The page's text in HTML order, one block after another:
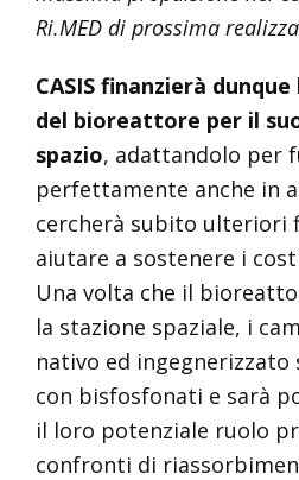
Ri.MED di prossima
CASIS finanzierà
del bioreattore per il
spazio, adattandolo per
perfettamente anche in
cercherà subito ulteriori
aiutare a sostenere i
Una volta che il
la stazione spaziale, i
nativo ed
con bisfosfonati e sarà
il loro potenziale ruolo
confronti di